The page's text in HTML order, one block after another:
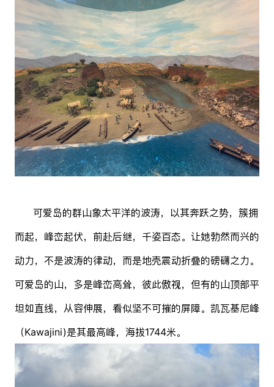
可爱岛的群山象太平洋的波涛，以其奔跃之势，簇拥
而起，峰峦起伏，前赴后继，千姿百态。让她勃然而兴的
动力，不是波涛的律动，而是地壳震动折叠的磅礴之力。
可爱岛的山，多是峰峦高耸，彼此傲视，但有的山顶部平
坦如直线，从容伸展，看似坚不可摧的屏障。凯瓦基尼峰
（Kawajini)是其最高峰，海拔1744米。